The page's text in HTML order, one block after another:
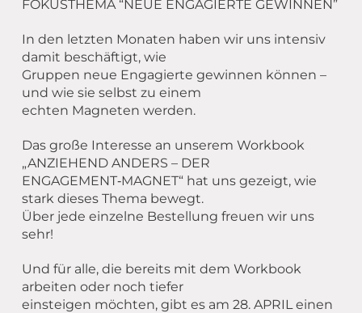
FOKUSTHEMA “NEUE ENGAGIERTE GEWINNEN”
In den letzten Monaten haben wir uns intensiv
damit beschäftigt, wie
Gruppen neue Engagierte gewinnen können –
und wie sie selbst zu einem
echten Magneten werden.
Das große Interesse an unserem Workbook
„ANZIEHEND ANDERS – DER
ENGAGEMENT‑MAGNET“ hat uns gezeigt, wie
stark dieses Thema bewegt.
Über jede einzelne Bestellung freuen wir uns
sehr!
Und für alle, die bereits mit dem Workbook
arbeiten oder noch tiefer
einsteigen möchten, gibt es am 28. APRIL einen